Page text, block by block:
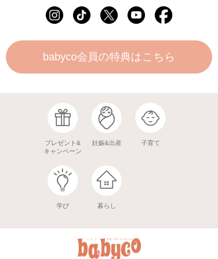
babyco会員の特典はこちら
プレゼント&
キャンペーン
妊娠&出産 子育て
学び 暮らし